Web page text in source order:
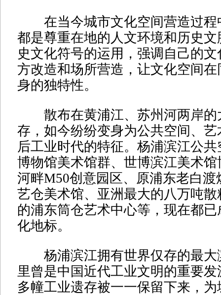
在当今城市文化空间营造过程
都是尊重在地的人文环境和历史
史文化符号的运用，强调自己的
方改造和场所营造，让文化空间
身的独特性。
散布在黄浦江、苏州河两岸的
存，如今纷纷变身为公共空间、
后工业时代的特征。杨浦滨江公
博物馆美术馆群、世博滨江美术
河畔M50创意园区、原浦东老白渡
艺仓美术馆、亚洲最大的八万吨
的浦东筒仓艺术中心等，现在都
化地标。
杨浦滨江拥有世界仅存的最大
里曾是中国近代工业文明的重要
多幢工业遗存被一一保留下来，